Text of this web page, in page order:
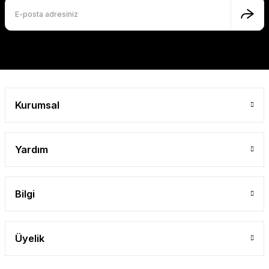
Bu ürüne benzer farklı alternatifler olmalı.
Kurumsal
Yardım
Bilgi
Üyelik